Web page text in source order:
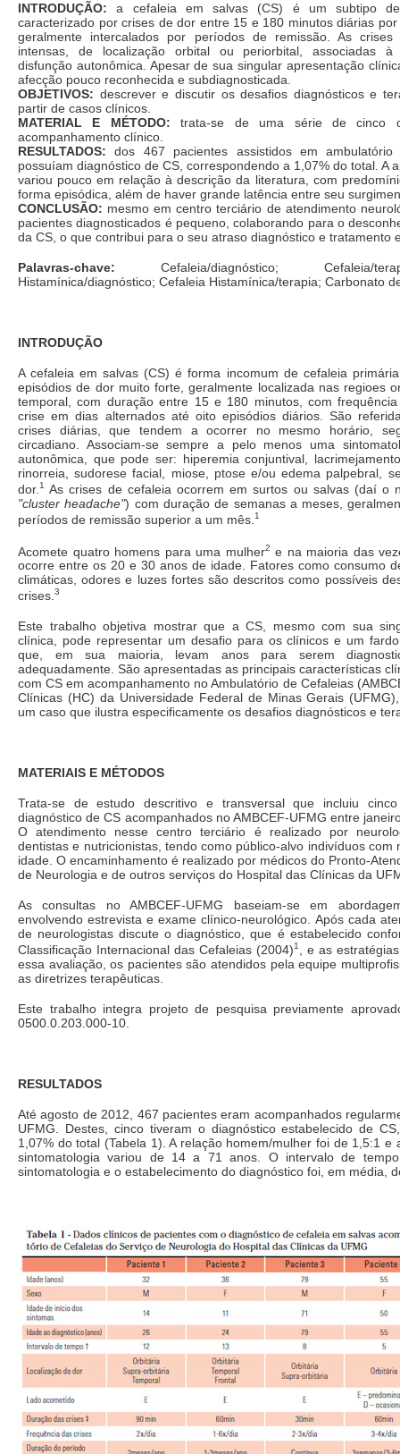
INTRODUÇÃO: a cefaleia em salvas (CS) é um subtipo de
caracterizado por crises de dor entre 15 e 180 minutos diárias
geralmente intercalados por períodos de remissão. As
intensas, de localização orbital ou periorbital, associadas à
disfunção autonômica. Apesar de sua singular apresentação
afecção pouco reconhecida e subdiagnosticada.
OBJETIVOS: descrever e discutir os desafios diagnósticos e
partir de casos clínicos.
MATERIAL E MÉTODO: trata-se de uma série de cinco
acompanhamento clínico.
RESULTADOS: dos 467 pacientes assistidos em ambulatório
possuíam diagnóstico de CS, correspondendo a 1,07% do total. A
variou pouco em relação à descrição da literatura, com
forma episódica, além de haver grande latência entre seu
CONCLUSÃO: mesmo em centro terciário de atendimento
pacientes diagnosticados é pequeno, colaborando para o
da CS, o que contribui para o seu atraso diagnóstico e tratamento
Palavras-chave: Cefaleia/diagnóstico; Cefaleia/
Histamínica/diagnóstico; Cefaleia Histamínica/terapia; Carbonato
INTRODUÇÃO
A cefaleia em salvas (CS) é forma incomum de cefaleia
episódios de dor muito forte, geralmente localizada nas regioes
temporal, com duração entre 15 e 180 minutos, com
crise em dias alternados até oito episódios diários. São
crises diárias, que tendem a ocorrer no mesmo horário,
circadiano. Associam-se sempre a pelo menos uma
autonômica, que pode ser: hiperemia conjuntival,
rinorreia, sudorese facial, miose, ptose e/ou edema palpebral,
dor. 1 As crises de cefaleia ocorrem em surtos ou salvas (daí o
"cluster headache") com duração de semanas a meses,
períodos de remissão superior a um mês. 1
Acomete quatro homens para uma mulher2 e na maioria das
ocorre entre os 20 e 30 anos de idade. Fatores como consumo
climáticas, odores e luzes fortes são descritos como possíveis
crises. 3
Este trabalho objetiva mostrar que a CS, mesmo com sua
clínica, pode representar um desafio para os clínicos e um
que, em sua maioria, levam anos para serem
adequadamente. São apresentadas as principais características
com CS em acompanhamento no Ambulatório de Cefaleias
Clínicas (HC) da Universidade Federal de Minas Gerais
um caso que ilustra especificamente os desafios diagnósticos e
MATERIAIS E MÉTODOS
Trata-se de estudo descritivo e transversal que incluiu
diagnóstico de CS acompanhados no AMBCEF-UFMG entre
O atendimento nesse centro terciário é realizado por
dentistas e nutricionistas, tendo como público-alvo indivíduos com
idade. O encaminhamento é realizado por médicos do Pronto-
de Neurologia e de outros serviços do Hospital das Clínicas da
As consultas no AMBCEF-UFMG baseiam-se em
envolvendo estrevista e exame clínico-neurológico. Após cada
de neurologistas discute o diagnóstico, que é estabelecido
Classificação Internacional das Cefaleias (2004)1
, e as
essa avaliação, os pacientes são atendidos pela equipe
as diretrizes terapêuticas.
Este trabalho integra projeto de pesquisa previamente
0500.0.203.000-10.
RESULTADOS
Até agosto de 2012, 467 pacientes eram acompanhados
UFMG. Destes, cinco tiveram o diagnóstico estabelecido de
1,07% do total (Tabela 1). A relação homem/mulher foi de 1,5:1 e
sintomatologia variou de 14 a 71 anos. O intervalo de
sintomatologia e o estabelecimento do diagnóstico foi, em média,